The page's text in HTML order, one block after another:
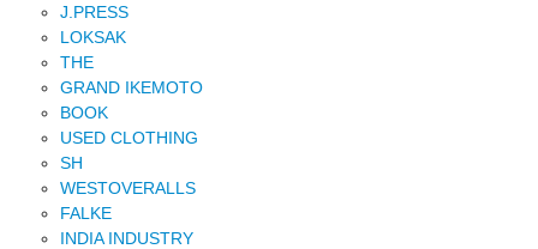
J.PRESS
LOKSAK
THE
GRAND IKEMOTO
BOOK
USED CLOTHING
SH
WESTOVERALLS
FALKE
INDIA INDUSTRY